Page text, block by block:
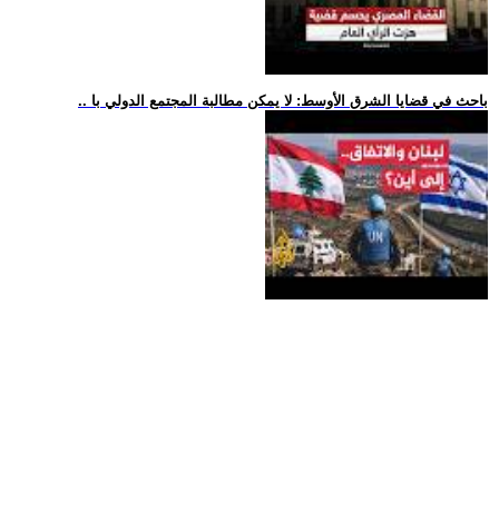
.. باحث في قضايا الشرق الأوسط: لا يمكن مطالبة المجتمع الدولي با